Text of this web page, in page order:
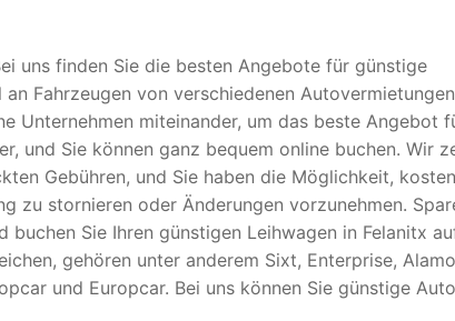
uns finden Sie die besten Angebote für günstige
Fahrzeugen von verschiedenen
Unternehmen miteinander, um das beste Angebot
und Sie können ganz bequem online buchen. Wir
Gebühren, und Sie haben die Möglichkeit,
zu stornieren oder Änderungen vorzunehmen.
Sie Ihren günstigen Leihwagen in Felanitx
gehören unter anderem Sixt, Enterprise,
und Europcar. Bei uns können Sie günstige